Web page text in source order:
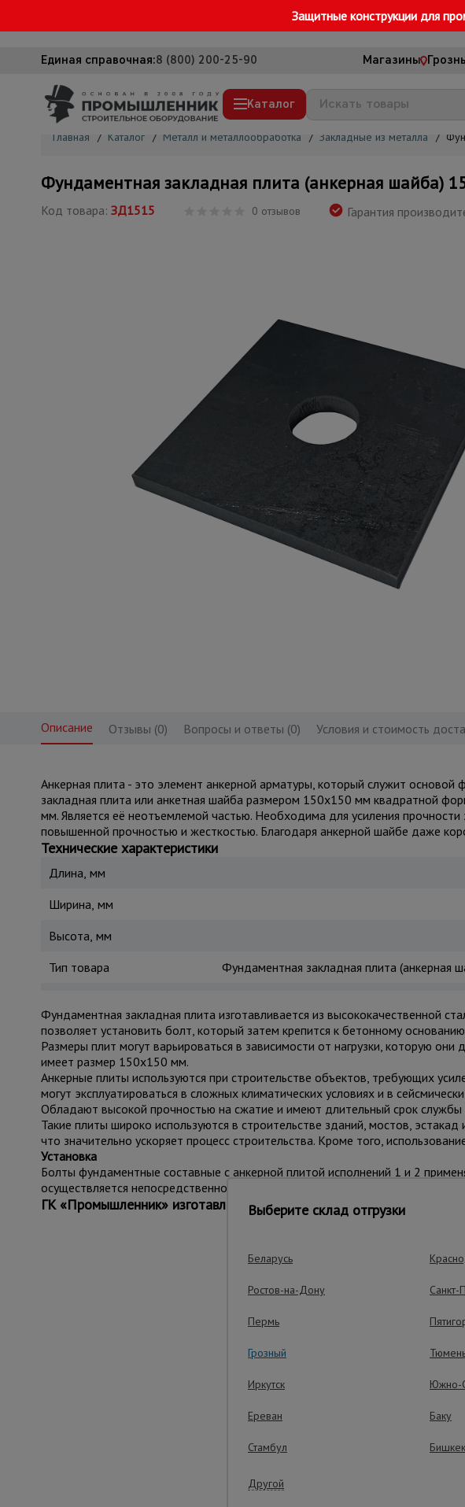
Защитные конструкции для
Единая справочная:8 (800) 200-25-90 Магазины
Каталог
Вышки-туры
Подмости строительные
Мусоропровод строительный
Фанера ламинированная
Вибротехника для строительства
Оборудование для работы с арматурой
Оборудование для бетонных работ
Техника для склада
Тачки строительные и садовые
Лестницы и стремянки
Главная / Каталог / Металл и металлообработка / Закладные из металла /
Фундаментная закладная плита (анкерная шайба)
Код товара: ЗД1515 0 отзывов Гарантия
Описание Отзывы (0) Вопросы и ответы (0) Условия и стоимость
Анкерная плита - это элемент анкерной арматуры, который служит
закладная плита или анкетная шайба размером 150х150 мм квадратной
мм. Является её неотъемлемой частью. Необходима для усиления
повышенной прочностью и жесткостью. Благодаря анкерной шайбе даже
Технические характеристики
Длина, мм
Ширина, мм
Высота, мм
Тип товара
Фундаментная закладная плита (анкерная
Фундаментная закладная плита изготавливается из высококачественной
позволяет установить болт, который затем крепится к бетонному
Размеры плит могут варьироваться в зависимости от нагрузки, которую
имеет размер 150х150 мм.
Анкерные плиты используются при строительстве объектов, требующих
могут эксплуатироваться в сложных климатических условиях и в
Обладают высокой прочностью на сжатие и имеют длительный срок службы
Такие плиты широко используются в строительстве зданий, мостов,
что значительно ускоряет процесс строительства. Кроме того,
Установка
Болты фундаментные составные с анкерной плитой исполнений 1 и 2
осуществляется непосредственно в фундамент.
ГК «Промышленник» изготавливает анкерные шайбы по ГОСТ
Важные
Выберите склад отгрузки
Беларусь
Ростов-на-Дону Санкт-
Пермь
Грозный
Иркутск Южно-
Ереван Баку
Стамбул Бишкек
Другой